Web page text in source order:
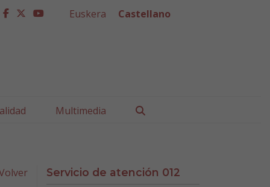
facebook
twitter
youtube
Euskera Castellano
Multimedia
Servicio de atención 012